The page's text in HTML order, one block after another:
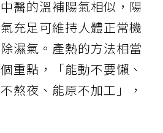
醫的溫補陽氣相似，陽
充足可維持人體正常機
濕氣。產熱的方法相當
重點，「能動不要懶、
熬夜、能原不加工」，